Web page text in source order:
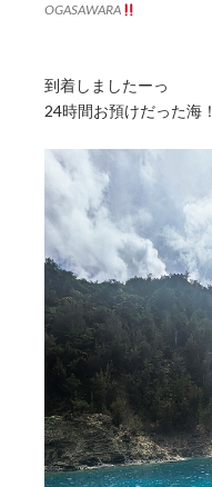
OGASAWARA
到着しましたーっ
24時間お預けだった海！